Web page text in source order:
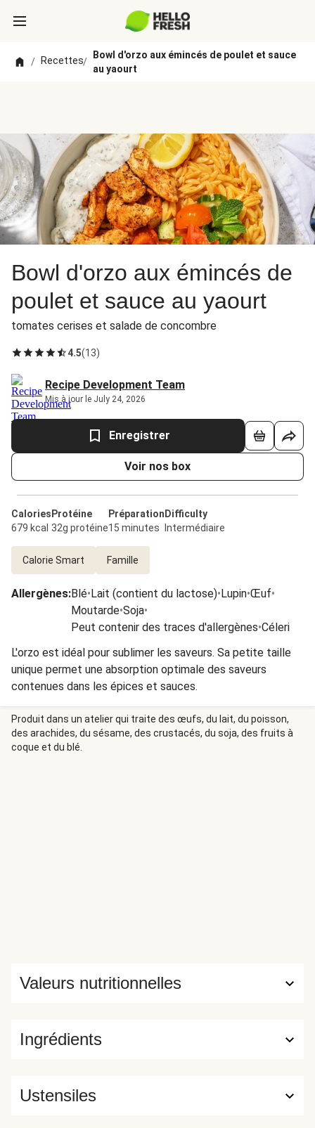
/ Recettes/
Bowl d'orzo aux émincés de poulet et sauce
au yaourt
Bowl d'orzo aux émincés de
poulet et sauce au yaourt
tomates cerises et salade de concombre
4.5(13)
Recipe Development Team
Mis à jour le July 24, 2026
Enregistrer
Voir nos box
Calories
679 kcal
Protéine
32g protéine
Préparation
15 minutes
Difficulty
Intermédiaire
Calorie Smart Famille
Allergènes:Blé•Lait (contient du lactose)•Lupin•Œuf•
Moutarde•Soja•
Peut contenir des traces d'allergènes•Céleri
L'orzo est idéal pour sublimer les saveurs. Sa petite taille
unique permet une absorption optimale des saveurs
contenues dans les épices et sauces.
Produit dans un atelier qui traite des œufs, du lait, du poisson,
des arachides, du sésame, des crustacés, du soja, des fruits à
coque et du blé.
Ingrédients
Valeurs nutritionnelles
Ustensiles